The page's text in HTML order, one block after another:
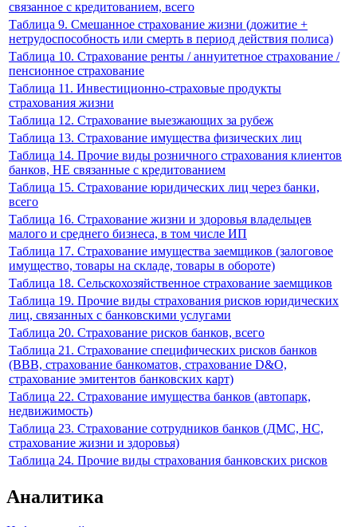
связанное с кредитованием, всего
Таблица 9. Смешанное страхование жизни (дожитие +
нетрудоспособность или смерть в период действия полиса)
Таблица 10. Страхование ренты / аннуитетное страхование /
пенсионное страхование
Таблица 11. Инвестиционно-страховые продукты
страхования жизни
Таблица 12. Страхование выезжающих за рубеж
Таблица 13. Страхование имущества физических лиц
Таблица 14. Прочие виды розничного страхования клиентов
банков, НЕ связанные с кредитованием
Таблица 15. Страхование юридических лиц через банки,
всего
Таблица 16. Страхование жизни и здоровья владельцев
малого и среднего бизнеса, в том числе ИП
Таблица 17. Страхование имущества заемщиков (залоговое
имущество, товары на складе, товары в обороте)
Таблица 18. Сельскохозяйственное страхование заемщиков
Таблица 19. Прочие виды страхования рисков юридических
лиц, связанных с банковскими услугами
Таблица 20. Страхование рисков банков, всего
Таблица 21. Страхование специфических рисков банков
(ВВВ, страхование банкоматов, страхование D&O,
страхование эмитентов банковских карт)
Таблица 22. Страхование имущества банков (автопарк,
недвижимость)
Таблица 23. Страхование сотрудников банков (ДМС, НС,
страхование жизни и здоровья)
Таблица 24. Прочие виды страхования банковских рисков
Аналитика